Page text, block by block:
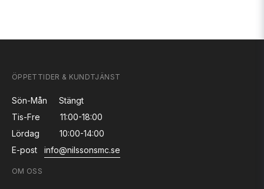
ÖPPETTIDER & KUNDTJÄNST
Sön-Mån
Stängt
Tis-Fre
11:00-18:00
Lördag
10:00-14:00
E-post
info@nilssonsmc.se
OM OSS